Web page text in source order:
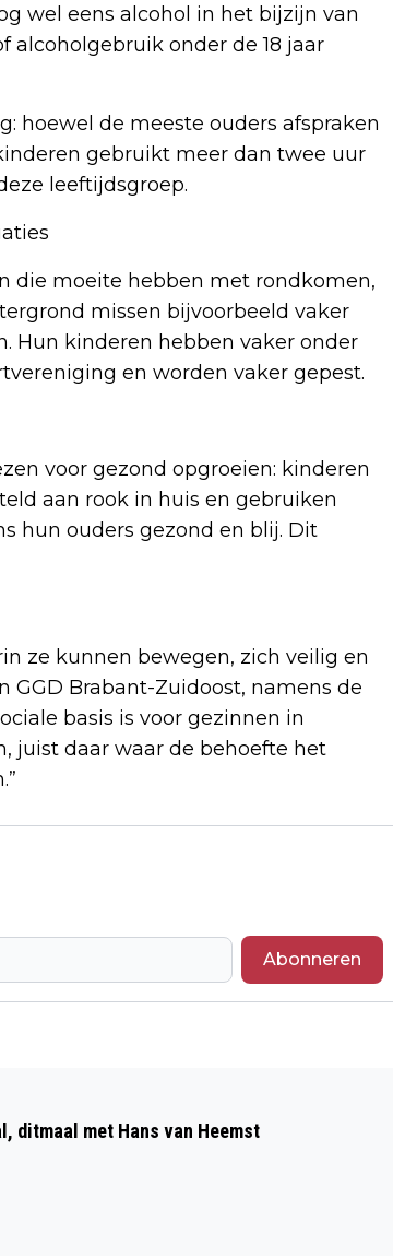
wel eens alcohol in het bijzijn van
alcoholgebruik onder de 18 jaar
hoewel de meeste ouders afspraken
gebruikt meer dan twee uur
leeftijdsgroep.
die moeite hebben met rondkomen,
missen bijvoorbeeld vaker
Hun kinderen hebben vaker onder
en worden vaker gepest.
voor gezond opgroeien: kinderen
aan rook in huis en gebruiken
hun ouders gezond en blij. Dit
ze kunnen bewegen, zich veilig en
GGD Brabant-Zuidoost, namens de
basis is voor gezinnen in
juist daar waar de behoefte het
Abonneren
KRACHTEN VOOR EXTRA
ditmaal met Hans van Heemst